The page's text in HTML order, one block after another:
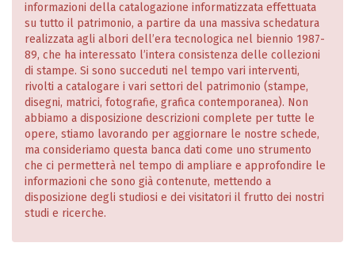
informazioni della catalogazione informatizzata effettuata
su tutto il patrimonio, a partire da una massiva schedatura
realizzata agli albori dell’era tecnologica nel biennio 1987-
89, che ha interessato l’intera consistenza delle collezioni
di stampe. Si sono succeduti nel tempo vari interventi,
rivolti a catalogare i vari settori del patrimonio (stampe,
disegni, matrici, fotografie, grafica contemporanea). Non
abbiamo a disposizione descrizioni complete per tutte le
opere, stiamo lavorando per aggiornare le nostre schede,
ma consideriamo questa banca dati come uno strumento
che ci permetterà nel tempo di ampliare e approfondire le
informazioni che sono già contenute, mettendo a
disposizione degli studiosi e dei visitatori il frutto dei nostri
studi e ricerche.